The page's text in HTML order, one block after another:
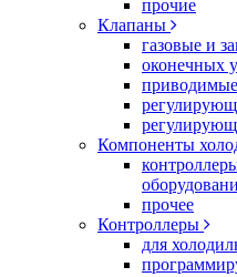
прочие
Клапаны
газовые и
оконечных
Компоненты
прочее
Контроллеры
для